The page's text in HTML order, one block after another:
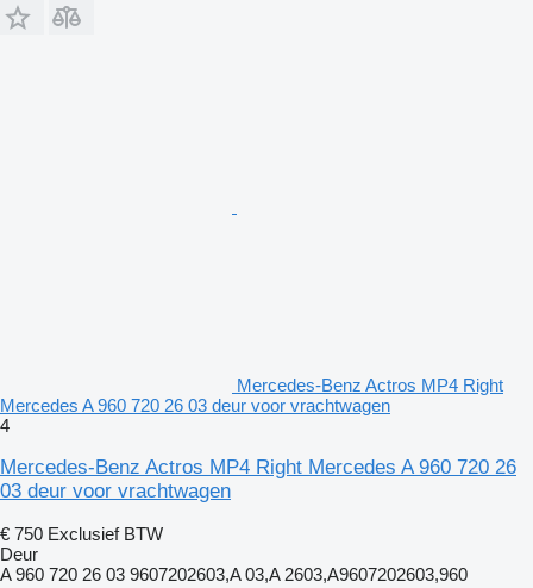
Mercedes-Benz Actros MP4 Right
Mercedes A 960 720 26 03 deur voor vrachtwagen
4
Mercedes-Benz Actros MP4 Right Mercedes A 960 720 26
03 deur voor vrachtwagen
€ 750 Exclusief BTW
Deur
A 960 720 26 03 9607202603,A 03,A 2603,A9607202603,960